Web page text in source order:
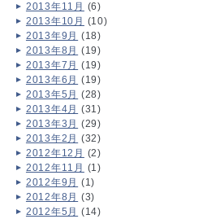
2013年11月 (6)
2013年10月 (10)
2013年9月 (18)
2013年8月 (19)
2013年7月 (19)
2013年6月 (19)
2013年5月 (28)
2013年4月 (31)
2013年3月 (29)
2013年2月 (32)
2012年12月 (2)
2012年11月 (1)
2012年9月 (1)
2012年8月 (3)
2012年5月 (14)